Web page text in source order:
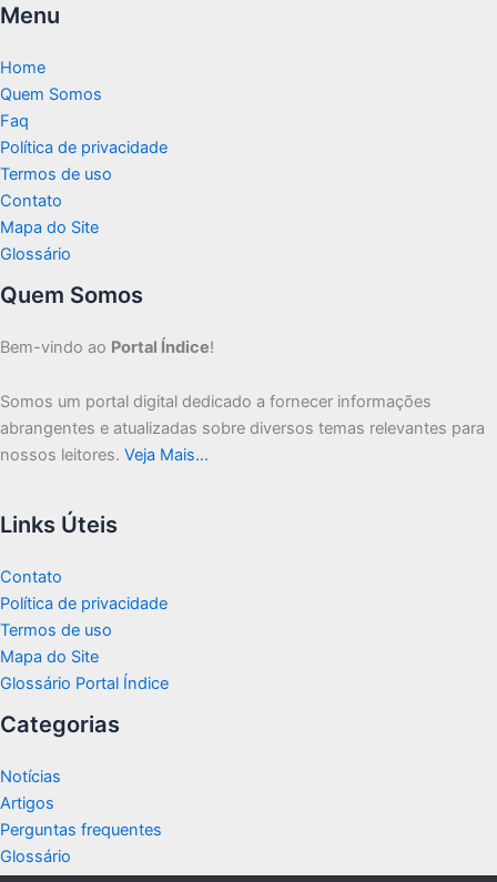
Menu
Home
Quem Somos
Faq
Política de privacidade
Termos de uso
Contato
Mapa do Site
Glossário
Quem Somos
Bem-vindo ao Portal Índice!
Somos um portal digital dedicado a fornecer informações
abrangentes e atualizadas sobre diversos temas relevantes para
nossos leitores. Veja Mais…
Links Úteis
Contato
Política de privacidade
Termos de uso
Mapa do Site
Glossário Portal Índice
Categorias
Notícias
Artigos
Perguntas frequentes
Glossário